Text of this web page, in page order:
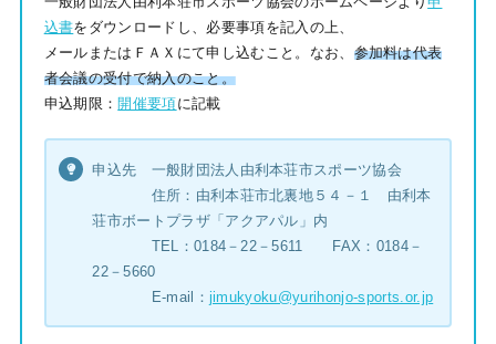
込書をダウンロードし、必要事項を記入の上、
メールまたはＦＡＸにて申し込むこと。なお、 参加料は代表
者会議の受付で納入のこと。
申込期限：開催要項に記載
申込先 一般財団法人由利本荘市スポーツ協会
住所：由利本荘市北裏地５４－１ 由利本
荘市ボートプラザ「アクアパル」内
TEL：0184－22－5611 FAX：0184－
22－5660
E-mail： jimukyoku@yurihonjo-sports.or.jp